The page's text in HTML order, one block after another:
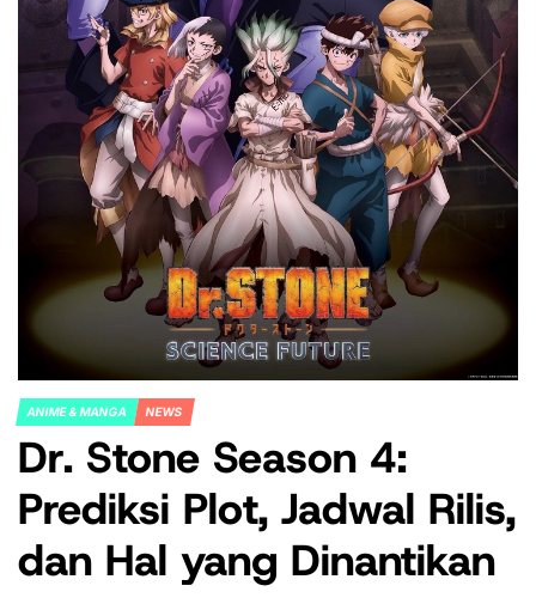
POSTED
IN
ANIME & MANGA NEWS
Dr. Stone Season 4:
Prediksi Plot, Jadwal Rilis,
dan Hal yang Dinantikan